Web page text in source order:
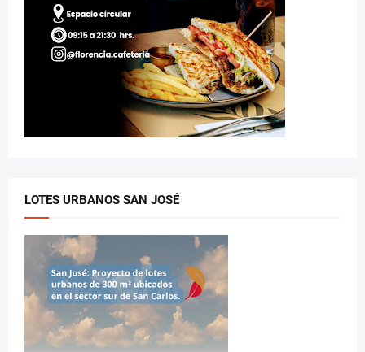
LOTES URBANOS SAN JOSÉ